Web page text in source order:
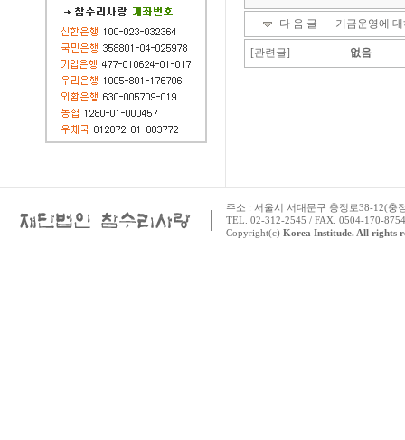
다 음 글 기금운영에
[관련글] 없음
주소 : 서울시 서대문구 충정로38-12(충
TEL. 02-312-2545 / FAX. 0504-170-
Copyright(c) Korea Institude. All rights